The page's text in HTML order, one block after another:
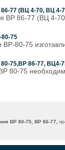
77 (ВЦ 4-70, ВЦ 4-
ВР 86-77 (ВЦ 4-
75
ВР-80-75
80-75,ВР 86-77,
80-75
ВР 80-75, ВР 86-77,